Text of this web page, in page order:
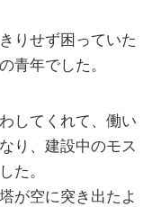
りせず困っていた
青年でした。
してくれて、働い
り、建設中のモス
た。
が空に突き出たよ